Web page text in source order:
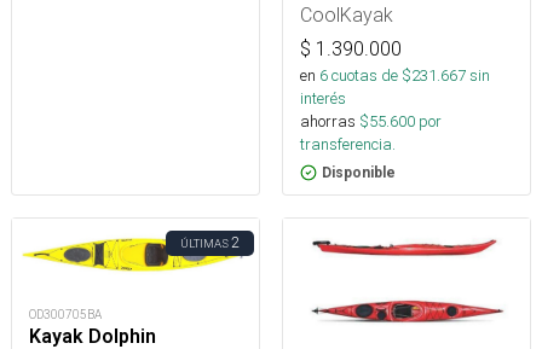
CoolKayak
$ 1.390.000
en 6cuotas de $231.667sin
interés
ahorras $55.600 por
transferencia.
Disponible
ÚLTIMAS2
OD300705BA
Kayak Dolphin